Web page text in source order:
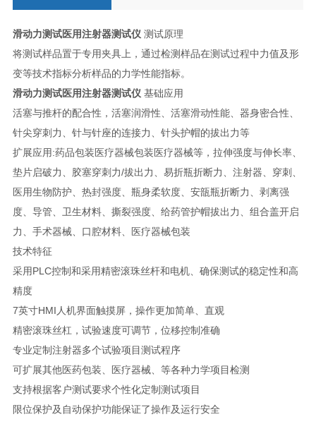
滑动力测试医用注射器测试仪测试原理
将测试样品置于专用夹具上，通过检测样品在测试过程中力值及形
变等技术指标分析样品的力学性能指标。
滑动力测试医用注射器测试仪 基础应用
活塞与推杆的配合性，活塞润滑性、活塞滑动性能、器身密合性、
针尖穿刺力、针与针座的连接力、针头护帽的拔出力等
扩展应用:药品包装医疗器械包装医疗器械等，拉伸强度与伸长率、
垫片启破力、胶塞穿刺力/拔出力、易折瓶折断力、注射器、穿刺、
医用生物防护、热封强度、瓶身柔软度、安瓿瓶折断力、剥离强
度、导管、卫生材料、撕裂强度、给药管护帽拔出力、组合盖开启
力、手术器械、口腔材料、医疗器械包装
技术特征
采用PLC控制和采用精密滚珠丝杆和电机、确保测试的稳定性和高
精度
7英寸HMI人机界面触摸屏，操作更加简单、直观
精密滚珠丝杠，试验速度可调节，位移控制准确
专业定制注射器多个试验项目测试程序
可扩展其他医药包装、医疗器械、等各种力学项目检测
支持根据客户测试要求个性化定制测试项目
限位保护及自动保护功能保证了操作及运行安全